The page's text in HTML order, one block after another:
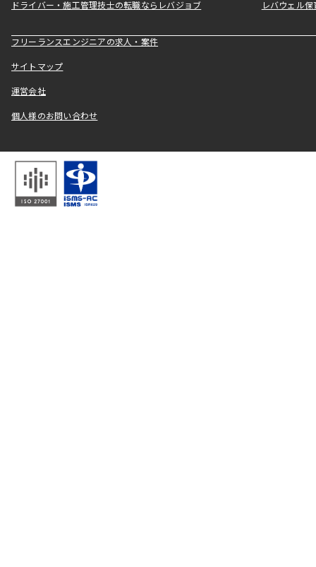
ドライバー・施工管理技士の転職ならレバジョブ レバウェル
フリーランスエンジニアの求人・案件
サイトマップ
運営会社
個人様のお問い合わせ